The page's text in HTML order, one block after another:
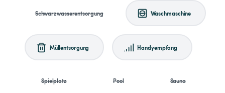
Schwarzwasserentsorgung Waschmaschine
Müllentsorgung Handyempfang
Spielplatz Pool Sauna